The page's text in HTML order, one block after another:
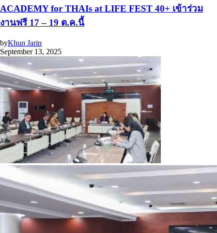
ACADEMY for THAIs at LIFE FEST 40+ เข้าร่วม
งานฟรี 17 – 19 ต.ค.นี้
byKhun Jarin
September 13, 2025